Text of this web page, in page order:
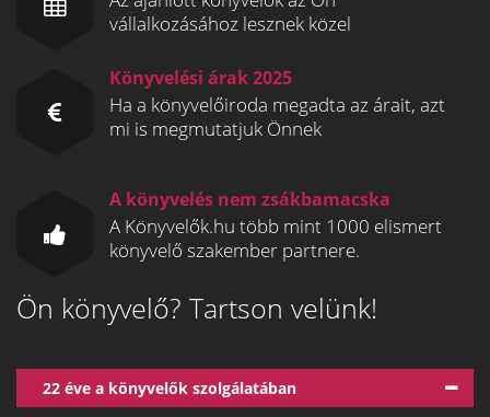
vállalkozásához lesznek közel
Könyvelési árak 2025
Ha a könyvelőiroda megadta az árait, azt
mi is megmutatjuk Önnek
A könyvelés nem zsákbamacska
A Könyvelők.hu több mint 1000 elismert
könyvelő szakember partnere.
Ön könyvelő? Tartson velünk!
22 éve a könyvelők szolgálatában